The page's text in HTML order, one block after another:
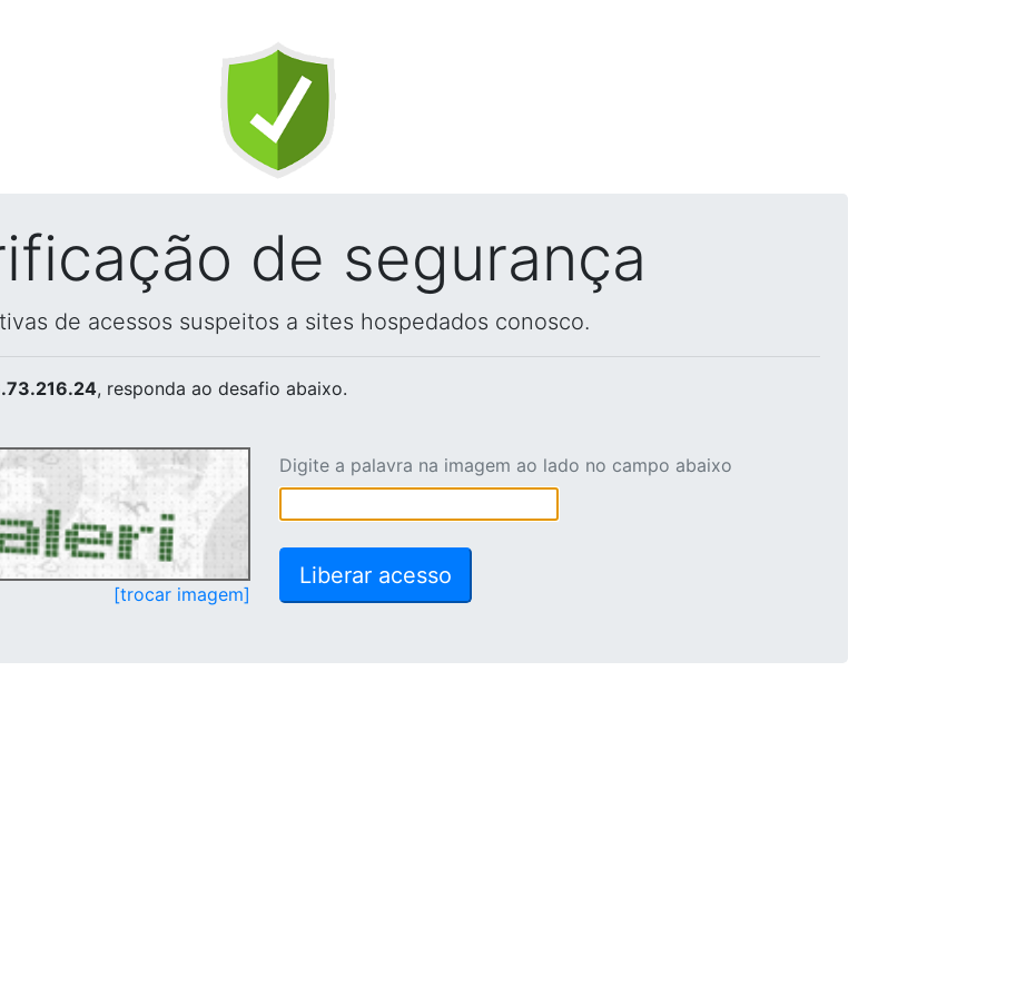
de segurança
de acessos suspeitos a sites hospedados conosco.
, responda ao desafio abaixo.
[trocar imagem]
Digite a palavra na imagem ao lado no campo abaixo